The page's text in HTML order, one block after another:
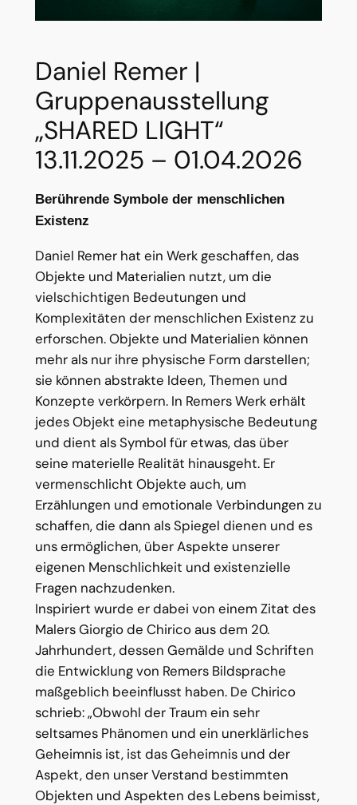
Daniel Remer |
Gruppenausstellung
„SHARED LIGHT“
13.11.2025 – 01.04.2026
Berührende Symbole der menschlichen
Existenz
Daniel Remer hat ein Werk geschaffen, das
Objekte und Materialien nutzt, um die
vielschichtigen Bedeutungen und
Komplexitäten der menschlichen Existenz zu
erforschen. Objekte und Materialien können
mehr als nur ihre physische Form darstellen;
sie können abstrakte Ideen, Themen und
Konzepte verkörpern. In Remers Werk erhält
jedes Objekt eine metaphysische Bedeutung
und dient als Symbol für etwas, das über
seine materielle Realität hinausgeht. Er
vermenschlicht Objekte auch, um
Erzählungen und emotionale Verbindungen zu
schaffen, die dann als Spiegel dienen und es
uns ermöglichen, über Aspekte unserer
eigenen Menschlichkeit und existenzielle
Fragen nachzudenken.
Inspiriert wurde er dabei von einem Zitat des
Malers Giorgio de Chirico aus dem 20.
Jahrhundert, dessen Gemälde und Schriften
die Entwicklung von Remers Bildsprache
maßgeblich beeinflusst haben. De Chirico
schrieb: „Obwohl der Traum ein sehr
seltsames Phänomen und ein unerklärliches
Geheimnis ist, ist das Geheimnis und der
Aspekt, den unser Verstand bestimmten
Objekten und Aspekten des Lebens beimisst,